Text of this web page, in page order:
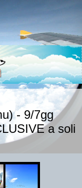
- 9/7gg
a soli